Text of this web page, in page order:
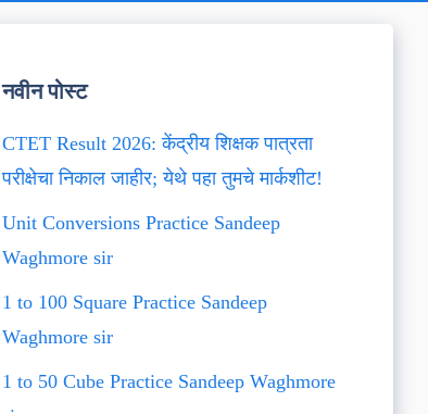
नवीन पोस्ट
CTET Result 2026: केंद्रीय शिक्षक पात्रता
परीक्षेचा निकाल जाहीर; येथे पहा तुमचे मार्कशीट!
Unit Conversions Practice Sandeep
Waghmore sir
1 to 100 Square Practice Sandeep
Waghmore sir
1 to 50 Cube Practice Sandeep Waghmore